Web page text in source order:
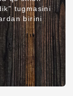
tugmasini
birini